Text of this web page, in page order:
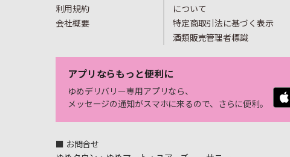
利用規約
会社概要
について
特定商取引法に基づく表示
酒類販売管理者標識
アプリならもっと便利に
ゆめデリバリー専用アプリなら、
メッセージの通知がスマホに来るので、さらに便利。
■ お問合せ